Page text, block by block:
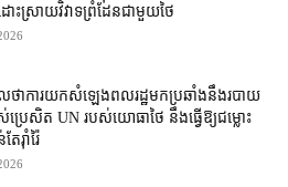
ោះស្រាយ​វិវាទ​ព្រំដែន​ជាមួយ​ថៃ
ល​ថា​ការ​យក​សំឡេង​ពលរដ្ឋ​មក​ប្រឆាំង​នឹង​របាយ
រេសិត UN របស់​យោធា​ថៃ នឹង​ធ្វើ​ឱ្យ​ជម្លោះ
ែ​រ៉ាំរ៉ៃ